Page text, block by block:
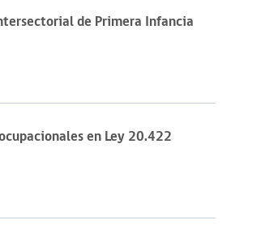
de Primera Infancia
en Ley 20.422